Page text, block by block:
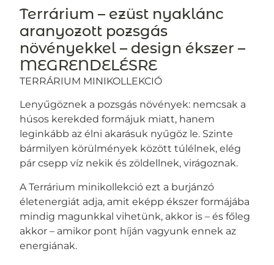
Terrárium – ezüst nyaklánc
aranyozott pozsgás
növényekkel – design ékszer –
MEGRENDELÉSRE
TERRÁRIUM MINIKOLLEKCIÓ
Lenyűgöznek a pozsgás növények: nemcsak a
húsos kerekded formájuk miatt, hanem
leginkább az élni akarásuk nyűgöz le. Szinte
bármilyen körülmények között túlélnek, elég
pár csepp víz nekik és zöldellnek, virágoznak.
A Terrárium minikollekció ezt a burjánzó
életenergiát adja, amit eképp ékszer formájába
mindig magunkkal vihetünk, akkor is – és főleg
akkor – amikor pont híján vagyunk ennek az
energiának.